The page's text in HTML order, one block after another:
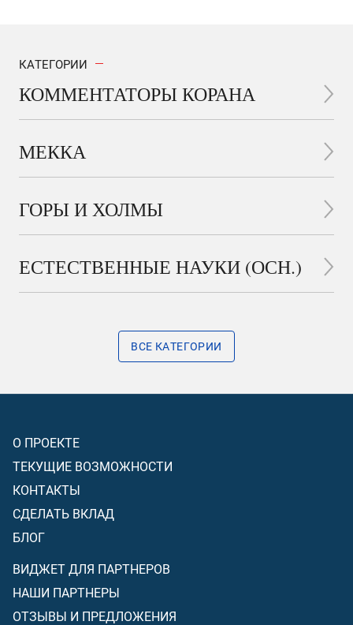
КАТЕГОРИИ
КОММЕНТАТОРЫ КОРАНА
МЕККА
ГОРЫ И ХОЛМЫ
ЕСТЕСТВЕННЫЕ НАУКИ (ОСН.)
ВСЕ КАТЕГОРИИ
О ПРОЕКТЕ
ТЕКУЩИЕ ВОЗМОЖНОСТИ
КОНТАКТЫ
СДЕЛАТЬ ВКЛАД
БЛОГ
ВИДЖЕТ ДЛЯ ПАРТНЕРОВ
НАШИ ПАРТНЕРЫ
ОТЗЫВЫ И ПРЕДЛОЖЕНИЯ